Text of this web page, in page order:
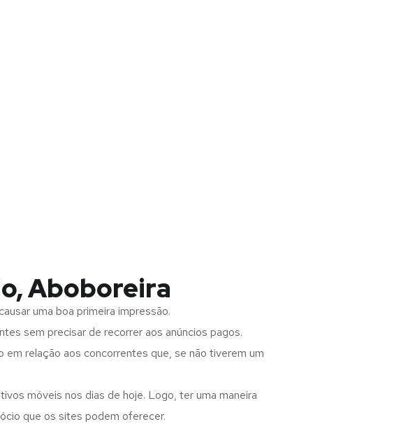
Aboboreira
uma boa primeira impressão.
sem precisar de recorrer aos anúncios pagos.
relação aos concorrentes que, se não tiverem um
móveis nos dias de hoje. Logo, ter uma maneira
que os sites podem oferecer.